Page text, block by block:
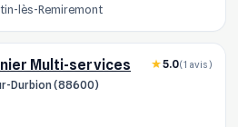
lès-Remiremont
Multi-services
Durbion (88600)
5.0(1 avis)